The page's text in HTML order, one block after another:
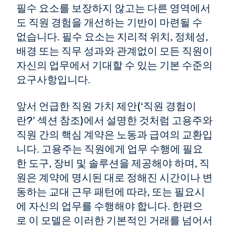
필수 요소를 보장하지 않고는 다른 영역에서
도 직원 경험을 개선하는 기반이 마련될 수
없습니다. 필수 요소는 지리적 위치, 정체성,
배경 또는 직무 성과와 관계없이 모든 직원이
자신의 업무에서 기대할 수 있는 기본 수준의
요구사항입니다.
앞서 언급한 직원 가치 제안(‘직원 경험이
란?’ 섹션 참조)에서 설명한 것처럼 고용주와
직원 간의 핵심 계약은 노동과 급여의 교환입
니다. 고용주는 직원에게 업무 수행에 필요
한 도구, 장비 및 솔루션을 제공해야 하며, 직
원은 계약에 명시된 대로 정해진 시간이나 변
동하는 교대 근무 패턴에 따라, 또는 필요시
에 자신의 업무를 수행해야 합니다. 한편으
로 이 모델은 이러한 기본적인 거래를 넘어서